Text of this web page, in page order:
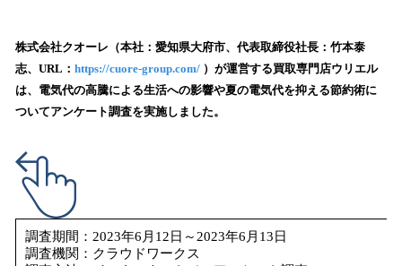
！
数
を
読
み
中
で
す
株式会社クオーレ（本社：愛知県大府市、代表取締役社長：竹本泰
志、URL： https://cuore-group.com/ ）が運営する買取専門店ウリエル
は、電気代の高騰による生活への影響や夏の電気代を抑える節約術に
ついてアンケート調査を実施しました。
調査期間：2023年6月12日～2023年6月13日
調査機関：クラウドワークス